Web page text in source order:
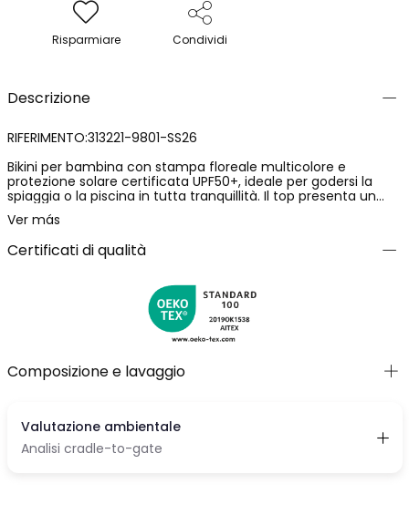
Risparmiare Condividi
Descrizione
RIFERIMENTO:313221-9801-SS26
Bikini per bambina con stampa floreale multicolore e
protezione solare certificata UPF50+, ideale per godersi la
spiaggia o la piscina in tutta tranquillità. Il top presenta un
design con scollatura asimmetrica, con un materiale elastico
e resistente all'acqua che garantisce comfort e durabilità.
Disponibile nelle taglie dai 12 mesi ai 10 anni.
Ver más
Certificati di qualità
Composizione e lavaggio